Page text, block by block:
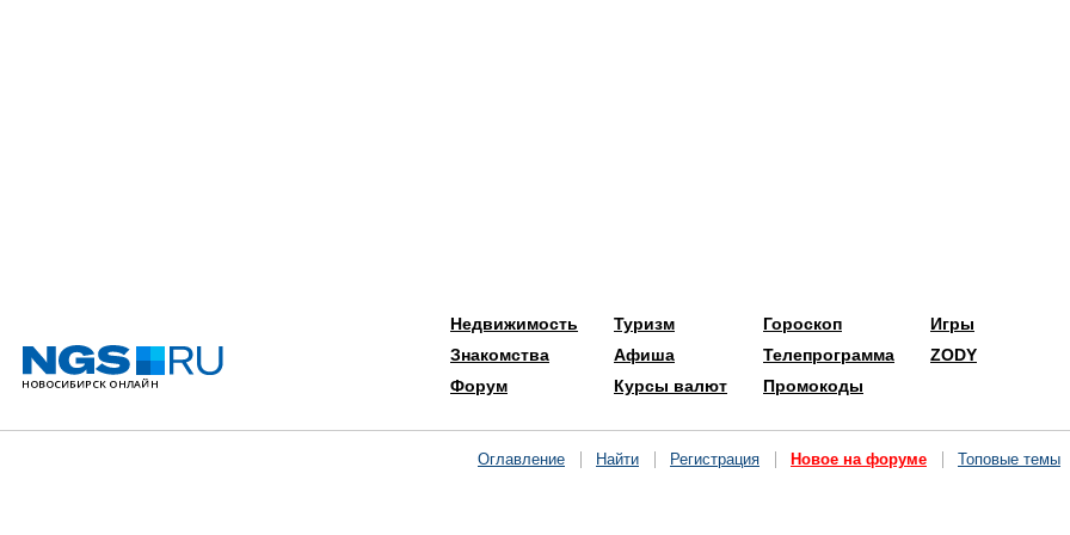
Недвижимость
Знакомства
Форум
Туризм
Афиша
Курсы валют
Гороскоп
Телепрограмма
Промокоды
Игры
ZODY
Оглавление Найти Регистрация Новое на форуме Топовые темы